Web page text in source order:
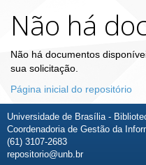
Não há
Não há documentos
sua solicitação.
Página inicial do repositório
Universidade de Brasília -
Coordenadoria de Gestão da
(61) 3107-2683
repositorio@unb.br